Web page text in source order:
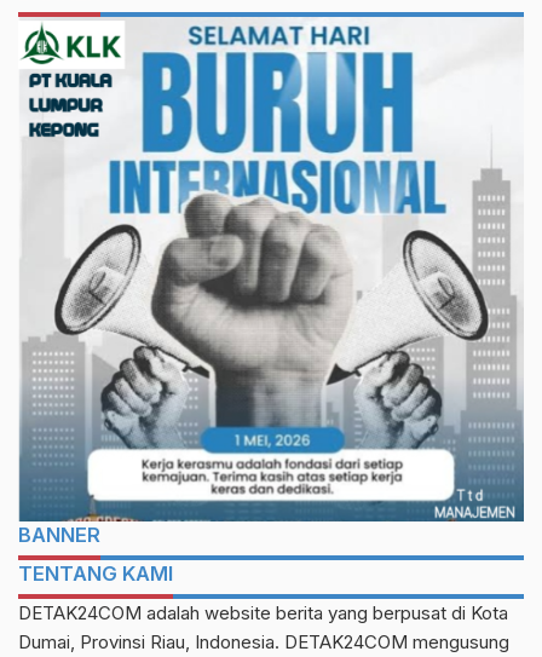
BANNER
TENTANG KAMI
DETAK24COM adalah website berita yang berpusat di Kota
Dumai, Provinsi Riau, Indonesia. DETAK24COM mengusung